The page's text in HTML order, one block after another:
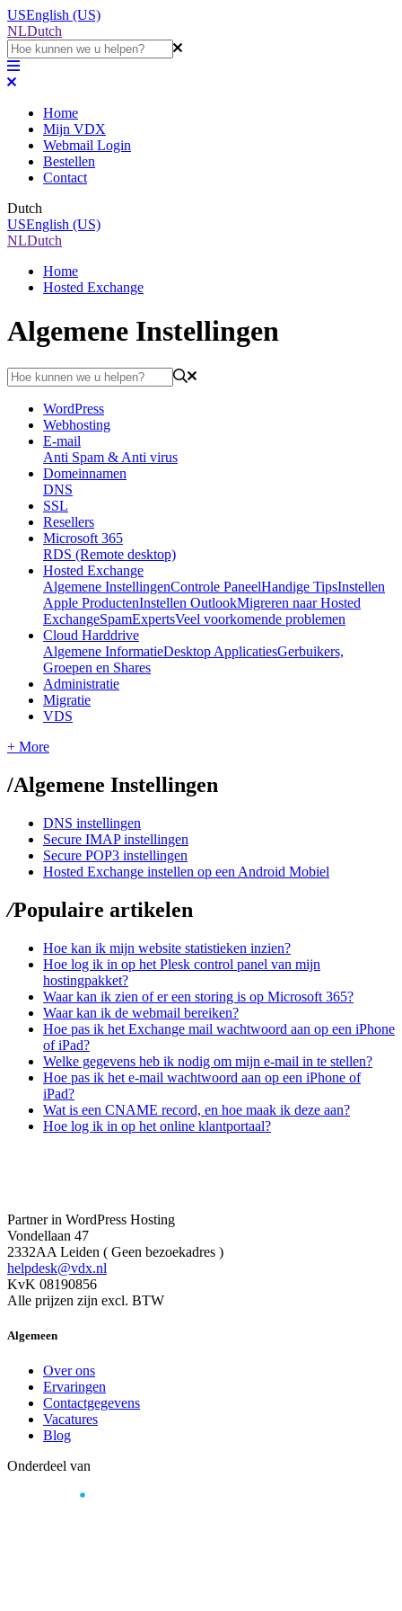
USEnglish (US)
NLDutch
Home
Mijn VDX
Webmail Login
Bestellen
Contact
Dutch
USEnglish (US)
NLDutch
Home
Hosted Exchange
Algemene Instellingen
WordPress
Webhosting
E-mail
Anti Spam & Anti virus
Domeinnamen
DNS
SSL
Resellers
Microsoft 365
RDS (Remote desktop)
Hosted Exchange
Algemene InstellingenControle PaneelHandige TipsInstellen
Apple ProductenInstellen OutlookMigreren naar Hosted
ExchangeSpamExpertsVeel voorkomende problemen
Cloud Harddrive
Algemene InformatieDesktop ApplicatiesGerbuikers,
Groepen en Shares
Administratie
Migratie
VDS
+ More
/Algemene Instellingen
DNS instellingen
Secure IMAP instellingen
Secure POP3 instellingen
Hosted Exchange instellen op een Android Mobiel
/Populaire artikelen
Hoe kan ik mijn website statistieken inzien?
Hoe log ik in op het Plesk control panel van mijn
hostingpakket?
Waar kan ik zien of er een storing is op Microsoft 365?
Waar kan ik de webmail bereiken?
Hoe pas ik het Exchange mail wachtwoord aan op een iPhone
of iPad?
Welke gegevens heb ik nodig om mijn e-mail in te stellen?
Hoe pas ik het e-mail wachtwoord aan op een iPhone of
iPad?
Wat is een CNAME record, en hoe maak ik deze aan?
Hoe log ik in op het online klantportaal?
Partner in WordPress Hosting
Vondellaan 47
2332AA Leiden ( Geen bezoekadres )
helpdesk@vdx.nl
KvK 08190856
Alle prijzen zijn excl. BTW
Algemeen
Over ons
Ervaringen
Contactgegevens
Vacatures
Blog
Onderdeel van